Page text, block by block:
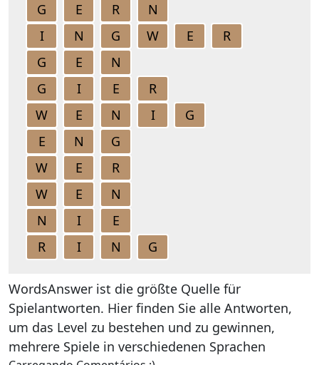
G
E R
N
I
N G W E
R
G
E
N
G
I E
R
W
E N I
G
E
N
G
W
E
R
W
E
N
N
I
E
R
I N G
WordsAnswer ist die größte Quelle für
Spielantworten. Hier finden Sie alle Antworten,
um das Level zu bestehen und zu gewinnen,
mehrere Spiele in verschiedenen Sprachen